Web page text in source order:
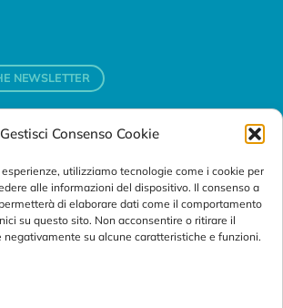
Gestisci Consenso Cookie
utilizziamo tecnologie come i cookie per
alle informazioni del dispositivo. Il consenso a
di elaborare dati come il comportamento
su questo sito. Non acconsentire o ritirare il
negativamente su alcune caratteristiche e funzioni.
NEWSLETTER
- 35127 Padova (Italy)
16 98
870 95 10